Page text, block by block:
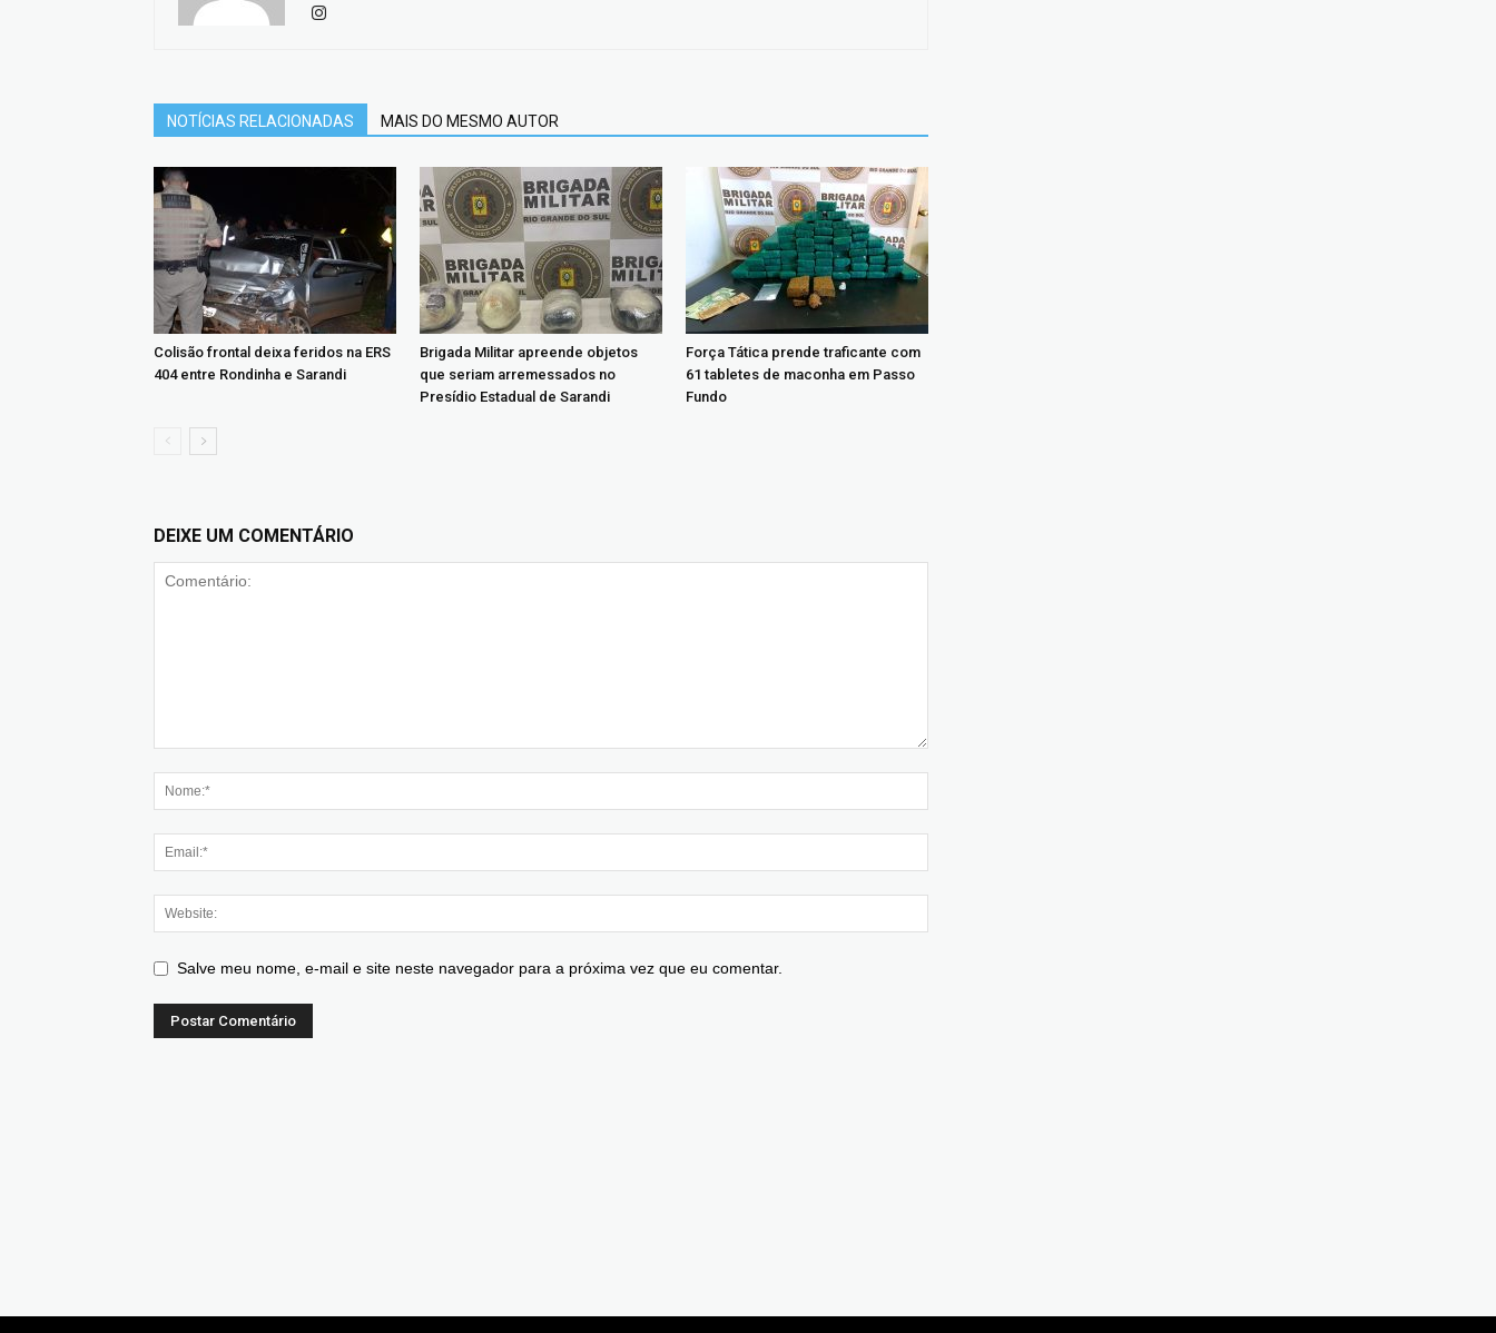
NOTÍCIAS RELACIONADAS MAIS DO MESMO AUTOR
Colisão frontal deixa feridos na ERS
404 entre Rondinha e Sarandi
Brigada Militar apreende objetos
que seriam arremessados no
Presídio Estadual de Sarandi
Força Tática prende traficante com
61 tabletes de maconha em Passo
Fundo
DEIXE UM COMENTÁRIO
Salve meu nome, e-mail e site neste navegador para a próxima vez que eu comentar.